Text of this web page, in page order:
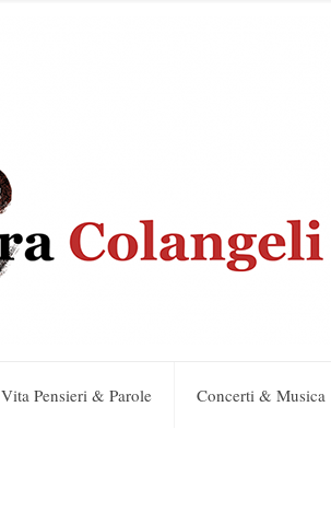
Vita Pensieri & Parole Concerti & Musica